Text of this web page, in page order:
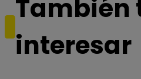
También
interesar